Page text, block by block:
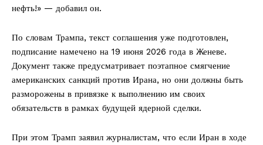
нефть!» — добавил он.
По словам Трампа, текст соглашения уже подготовлен,
подписание намечено на 19 июня 2026 года в Женеве.
Документ также предусматривает поэтапное смягчение
американских санкций против Ирана, но они должны быть
разморожены в привязке к выполнению им своих
обязательств в рамках будущей ядерной сделки.
При этом Трамп заявил журналистам, что если Иран в ходе